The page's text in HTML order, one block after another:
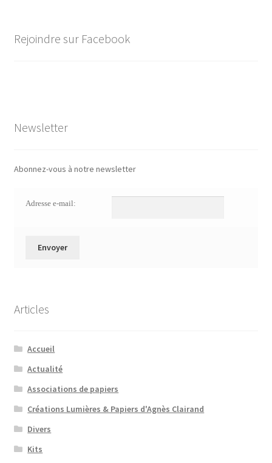
Rejoindre sur Facebook
Newsletter
Abonnez-vous à notre newsletter
Adresse e-mail:
Articles
Accueil
Actualité
Associations de papiers
Créations Lumières & Papiers d'Agnès Clairand
Divers
Kits